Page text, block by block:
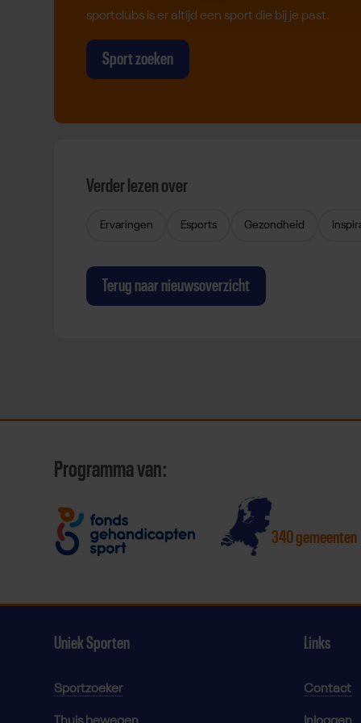
sportclubs is er altijd een sport die bij je past.
Sport zoeken
Verder lezen over
Ervaringen Esports Gezondheid
Terug naar nieuwsoverzicht
Programma van:
340 gemeenten
Uniek Sporten
Sportzoeker
Links
Contact